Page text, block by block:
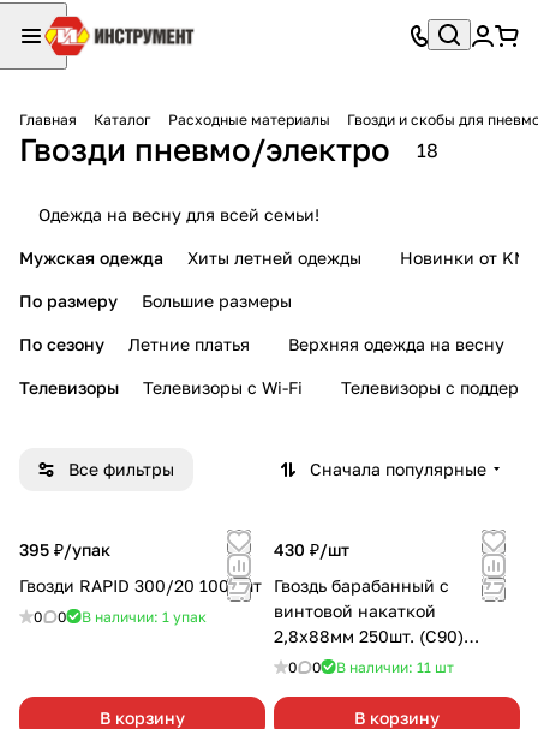
Главная Каталог Расходные материалы Гвозди и скобы для
Гвозди пневмо/электро 18
Одежда на весну для всей семьи!
Мужская одежда Хиты летней одежды Новинки от KMI
По размеру Большие размеры
По сезону Летние платья Верхняя одежда на весну
Телевизоры Телевизоры с Wi-Fi Телевизоры с
Все фильтры Сначала популярные
395 ₽/упак
Гвозди RAPID 300/20 1000шт
0 0 В наличии: 1 упак
В корзину
430 ₽/шт
Гвоздь барабанный с
винтовой накаткой
2,8х88мм 250шт. (C90)
FoxWeld AERO
0 0 В наличии: 11 шт
В корзину